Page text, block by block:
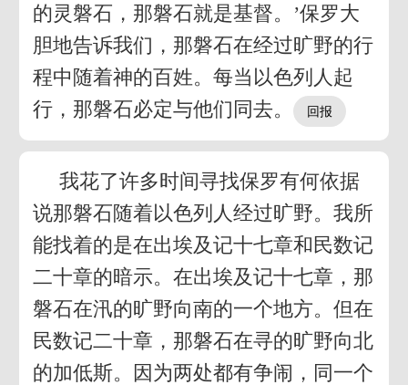
的灵磐石，那磐石就是基督。’保罗大
胆地告诉我们，那磐石在经过旷野的行
程中随着神的百姓。每当以色列人起
行，那磐石必定与他们同去。
我花了许多时间寻找保罗有何依据
说那磐石随着以色列人经过旷野。我所
能找着的是在出埃及记十七章和民数记
二十章的暗示。在出埃及记十七章，那
磐石在汛的旷野向南的一个地方。但在
民数记二十章，那磐石在寻的旷野向北
的加低斯。因为两处都有争闹，同一个